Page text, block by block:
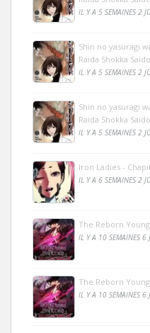
IL Y A 5 SEMAINES 2
Shin no yasuragi
Raida Shokka
IL Y A 5 SEMAINES 2
Shin no yasuragi
Raida Shokka
IL Y A 5 SEMAINES 2
Iron Ladies -
IL Y A 6 SEMAINES 2
The Reborn
IL Y A 10 SEMAINES 6
The Reborn
IL Y A 10 SEMAINES 6